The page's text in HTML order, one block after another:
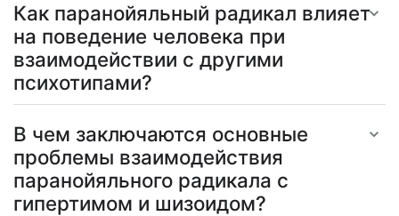
Как паранойяльный радикал влияет
на поведение человека при
взаимодействии с другими
психотипами?
В чем заключаются основные
проблемы взаимодействия
паранойяльного радикала с
гипертимом и шизоидом?